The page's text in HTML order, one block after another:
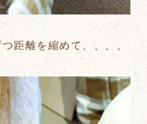
距離を縮めて、、、、